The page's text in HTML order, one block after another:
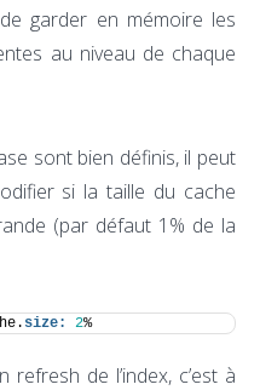
garder en mémoire les
au niveau de chaque
sont bien définis, il peut
si la taille du cache
(par défaut 1% de la
size: 2%
refresh de l’index, c’est à